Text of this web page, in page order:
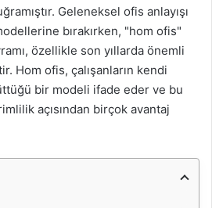
Geleneksel ofis anlayışı
bırakırken, "hom ofis"
özellikle son yıllarda önemli
Hom ofis, çalışanların kendi
bir modeli ifade eder ve bu
açısından birçok avantaj